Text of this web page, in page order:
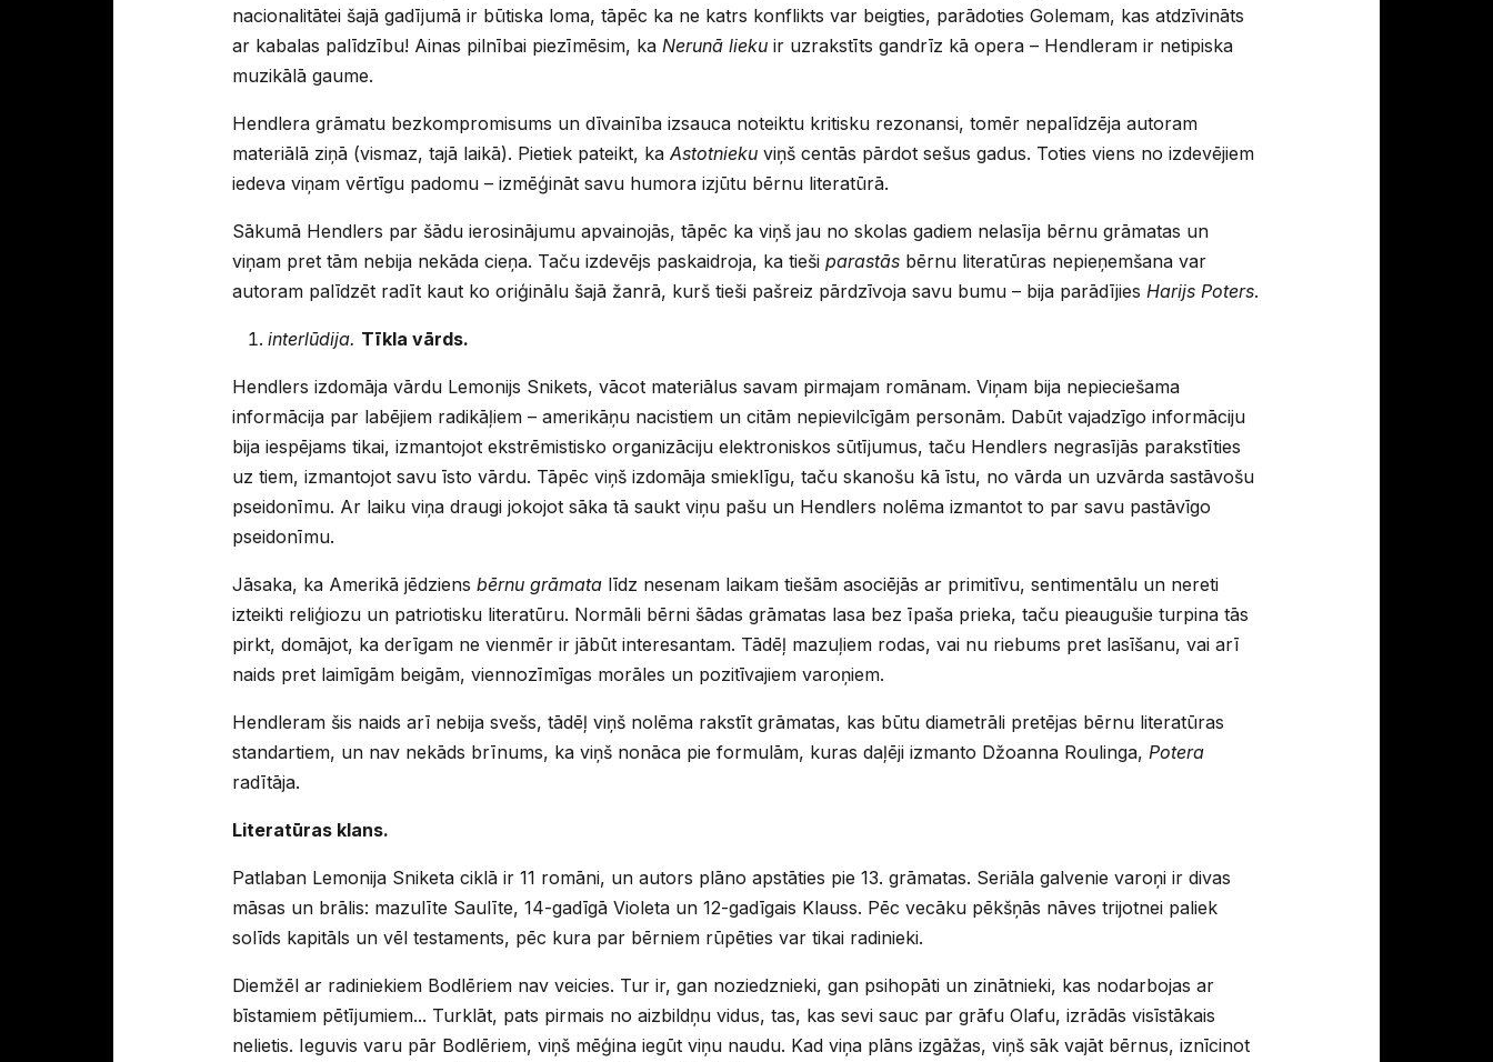
nacionalitātei šajā gadījumā ir būtiska loma, tāpēc ka ne katrs konflikts var beigties, parādoties Golemam, kas atdzīvināts
ar kabalas palīdzību! Ainas pilnībai piezīmēsim, ka Nerunā lieku ir uzrakstīts gandrīz kā opera – Hendleram ir netipiska
muzikālā gaume.
Hendlera grāmatu bezkompromisums un dīvainība izsauca noteiktu kritisku rezonansi, tomēr nepalīdzēja autoram
materiālā ziņā (vismaz, tajā laikā). Pietiek pateikt, ka Astotnieku viņš centās pārdot sešus gadus. Toties viens no izdevējiem
iedeva viņam vērtīgu padomu – izmēģināt savu humora izjūtu bērnu literatūrā.
Sākumā Hendlers par šādu ierosinājumu apvainojās, tāpēc ka viņš jau no skolas gadiem nelasīja bērnu grāmatas un
viņam pret tām nebija nekāda cieņa. Taču izdevējs paskaidroja, ka tieši parastās bērnu literatūras nepieņemšana var
autoram palīdzēt radīt kaut ko oriģinālu šajā žanrā, kurš tieši pašreiz pārdzīvoja savu bumu – bija parādījies Harijs Poters.
interlūdija. Tīkla vārds.
Hendlers izdomāja vārdu Lemonijs Snikets, vācot materiālus savam pirmajam romānam. Viņam bija nepieciešama
informācija par labējiem radikāļiem – amerikāņu nacistiem un citām nepievilcīgām personām. Dabūt vajadzīgo informāciju
bija iespējams tikai, izmantojot ekstrēmistisko organizāciju elektroniskos sūtījumus, taču Hendlers negrasījās parakstīties
uz tiem, izmantojot savu īsto vārdu. Tāpēc viņš izdomāja smieklīgu, taču skanošu kā īstu, no vārda un uzvārda sastāvošu
pseidonīmu. Ar laiku viņa draugi jokojot sāka tā saukt viņu pašu un Hendlers nolēma izmantot to par savu pastāvīgo
pseidonīmu.
Jāsaka, ka Amerikā jēdziens bērnu grāmata līdz nesenam laikam tiešām asociējās ar primitīvu, sentimentālu un nereti
izteikti reliģiozu un patriotisku literatūru. Normāli bērni šādas grāmatas lasa bez īpaša prieka, taču pieaugušie turpina tās
pirkt, domājot, ka derīgam ne vienmēr ir jābūt interesantam. Tādēļ mazuļiem rodas, vai nu riebums pret lasīšanu, vai arī
naids pret laimīgām beigām, viennozīmīgas morāles un pozitīvajiem varoņiem.
Hendleram šis naids arī nebija svešs, tādēļ viņš nolēma rakstīt grāmatas, kas būtu diametrāli pretējas bērnu literatūras
standartiem, un nav nekāds brīnums, ka viņš nonāca pie formulām, kuras daļēji izmanto Džoanna Roulinga, Potera
radītāja.
Literatūras klans.
Patlaban Lemonija Sniketa ciklā ir 11 romāni, un autors plāno apstāties pie 13. grāmatas. Seriāla galvenie varoņi ir divas
māsas un brālis: mazulīte Saulīte, 14-gadīgā Violeta un 12-gadīgais Klauss. Pēc vecāku pēkšņās nāves trijotnei paliek
solīds kapitāls un vēl testaments, pēc kura par bērniem rūpēties var tikai radinieki.
Diemžēl ar radiniekiem Bodlēriem nav veicies. Tur ir, gan noziedznieki, gan psihopāti un zinātnieki, kas nodarbojas ar
bīstamiem pētījumiem... Turklāt, pats pirmais no aizbildņu vidus, tas, kas sevi sauc par grāfu Olafu, izrādās visīstākais
nelietis. Ieguvis varu pār Bodlēriem, viņš mēģina iegūt viņu naudu. Kad viņa plāns izgāžas, viņš sāk vajāt bērnus, iznīcinot